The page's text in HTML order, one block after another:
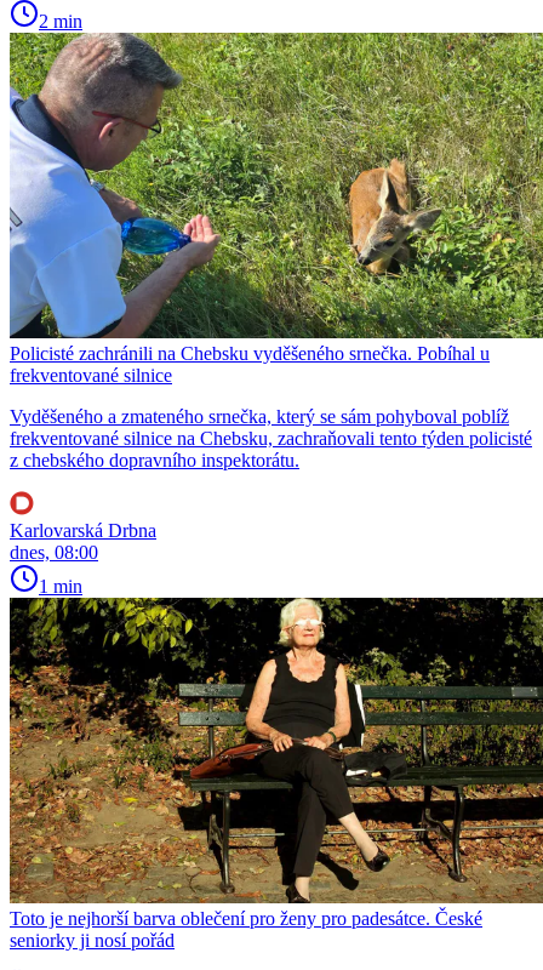
2 min
Policisté zachránili na Chebsku vyděšeného srnečka. Pobíhal u
frekventované silnice
Vyděšeného a zmateného srnečka, který se sám pohyboval poblíž
frekventované silnice na Chebsku, zachraňovali tento týden policisté
z chebského dopravního inspektorátu.
Karlovarská Drbna
dnes, 08:00
1 min
Toto je nejhorší barva oblečení pro ženy pro padesátce. České
seniorky ji nosí pořád